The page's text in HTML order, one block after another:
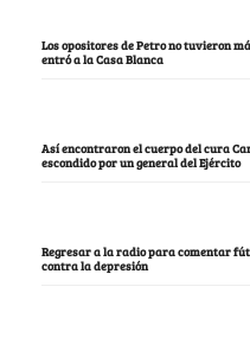
Los opositores de Petro no tuvieron
entró a la Casa Blanca
Así encontraron el cuerpo del cura
escondido por un general del Ejército
Regresar a la radio para comentar
contra la depresión